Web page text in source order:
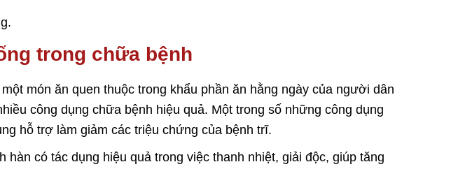
trong chữa bệnh
món ăn quen thuộc trong khẩu phần ăn hằng ngày của người dân
công dụng chữa bệnh hiệu quả. Một trong số những công dụng
hỗ trợ làm giảm các triệu chứng của bệnh trĩ.
hàn có tác dụng hiệu quả trong việc thanh nhiệt, giải độc, giúp tăng